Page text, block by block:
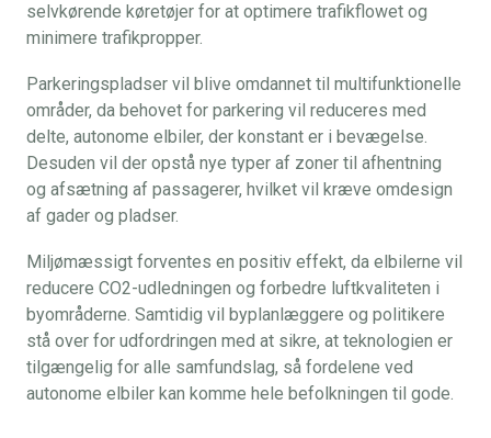
selvkørende køretøjer for at optimere trafikflowet og
minimere trafikpropper.
Parkeringspladser vil blive omdannet til multifunktionelle
områder, da behovet for parkering vil reduceres med
delte, autonome elbiler, der konstant er i bevægelse.
Desuden vil der opstå nye typer af zoner til afhentning
og afsætning af passagerer, hvilket vil kræve omdesign
af gader og pladser.
Miljømæssigt forventes en positiv effekt, da elbilerne vil
reducere CO2-udledningen og forbedre luftkvaliteten i
byområderne. Samtidig vil byplanlæggere og politikere
stå over for udfordringen med at sikre, at teknologien er
tilgængelig for alle samfundslag, så fordelene ved
autonome elbiler kan komme hele befolkningen til gode.